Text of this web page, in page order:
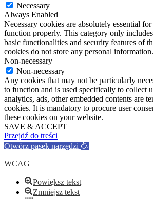
Necessary
Always Enabled
Necessary cookies are absolutely essential
function properly. This category only
basic functionalities and security features of
cookies do not store any personal information.
Non-necessary
Non-necessary
Any cookies that may not be particularly
to function and is used specifically to collect
analytics, ads, other embedded contents are
cookies. It is mandatory to procure user
these cookies on your website.
SAVE & ACCEPT
Przejdź do treści
Otwórz pasek narzędzi
WCAG
Powiększ tekst
Zmniejsz tekst